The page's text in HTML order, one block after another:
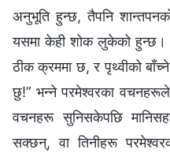
अनुभूति हुन्छ, तैपनि
यसमा केही शोक लुकेको हुन्छ।
ठीक क्रममा छ, र पृथ्वीको
छु!” भन्‍ने परमेश्‍वरका
वचनहरू सुनिसकेपछि
सक्छन्, वा तिनीहरू